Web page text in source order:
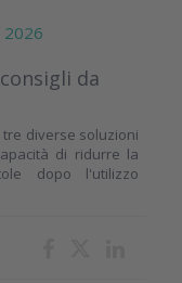
da
diverse soluzioni
di ridurre la
dopo l'utilizzo